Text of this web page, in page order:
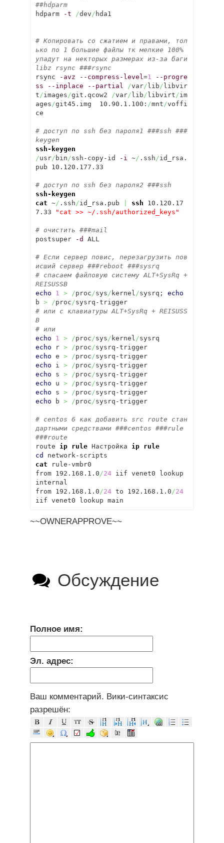
##hdparm
hdparm
-t /dev / hda1
# Копировать со сжатием и правами, тол
ько по 1 большие файлы тк мелкие 100%
упадут на некторых размерах из-за баги
libz rsync ###rsync
rsync
-avz --compress-level =1
--progre
ss
--inplace --partial /var/lib /libvir
t /images /git.qcow2 /var/lib /libvirt /im
ages /git45.img  10.90.1.100: /mnt /voffi
ce
# доступ по ssh без пароля1 ###ssh ###
keygen
ssh-keygen
/usr/ bin /ssh-copy-id -i ~/ .ssh /id_rsa.
pub 10.120.177.33
# доступ по ssh без пароля2 ###ssh
ssh-keygen
cat ~/ .ssh /id_rsa.pub ssh 10.120.17
7.33
"cat >> ~/.ssh/authorized_keys"
# очистить ###mail
postsuper
-d ALL
# Если сервер повис, перезагрузить пов
исший сервер ###reboot ###sysrq
# спасаем файловую систему ALT+SysRq +
REISUSSB
echo
1 > /proc /sys / kernel /sysrq; echo
b > /proc /
sysrq-trigger
# или с клавиатуры ALT+SysRq + REISUSS
B
# или
echo
1 > /proc /sys / kernel /
echo r > /proc /
sysrq-trigger
echo e > /proc /
sysrq-trigger
echo i > /proc /
sysrq-trigger
echo s > /proc /
sysrq-trigger
echo u > /proc /
sysrq-trigger
echo s > /proc /
sysrq-trigger
echo b > /proc /sysrq-trigger
# centos 6 как добавить src route стан
дартными средствами ###centos ###rule
###route
route ip rule Настройка ip rule
cd
cat rule-vmbr0
from 192.168.1.0 /24 iif venet0 lookup
internal
from 192.168.1.0 /24 to 192.168.1.0 /24
iif venet0 lookup main
~~OWNERAPPROVE~~
Обсуждение
Полное имя:
Эл. адрес:
Ваш комментарий. Вики-синтаксис
разрешён: